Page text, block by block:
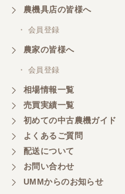
農機具店の皆様へ
・ 会員登録
農家の皆様へ
・ 会員登録
相場情報一覧
売買実績一覧
初めての中古農機ガイド
よくあるご質問
配送について
お問い合わせ
UMMからのお知らせ